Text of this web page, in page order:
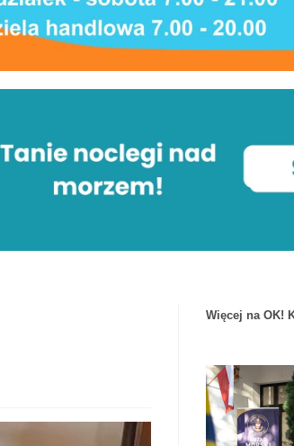
Więcej na OK!